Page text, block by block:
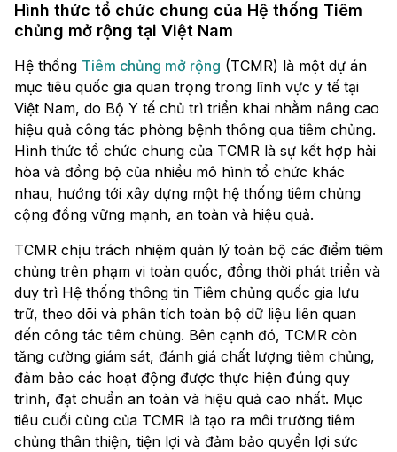
Hình thức tổ chức chung của Hệ thống Tiêm
chủng mở rộng tại Việt Nam
Hệ thống Tiêm chủng mở rộng (TCMR) là một dự án
mục tiêu quốc gia quan trọng trong lĩnh vực y tế tại
Việt Nam, do Bộ Y tế chủ trì triển khai nhằm nâng cao
hiệu quả công tác phòng bệnh thông qua tiêm chủng.
Hình thức tổ chức chung của TCMR là sự kết hợp hài
hòa và đồng bộ của nhiều mô hình tổ chức khác
nhau, hướng tới xây dựng một hệ thống tiêm chủng
cộng đồng vững mạnh, an toàn và hiệu quả.
TCMR chịu trách nhiệm quản lý toàn bộ các điểm tiêm
chủng trên phạm vi toàn quốc, đồng thời phát triển và
duy trì Hệ thống thông tin Tiêm chủng quốc gia lưu
trữ, theo dõi và phân tích toàn bộ dữ liệu liên quan
đến công tác tiêm chủng. Bên cạnh đó, TCMR còn
tăng cường giám sát, đánh giá chất lượng tiêm chủng,
đảm bảo các hoạt động được thực hiện đúng quy
trình, đạt chuẩn an toàn và hiệu quả cao nhất. Mục
tiêu cuối cùng của TCMR là tạo ra môi trường tiêm
chủng thân thiện, tiện lợi và đảm bảo quyền lợi sức